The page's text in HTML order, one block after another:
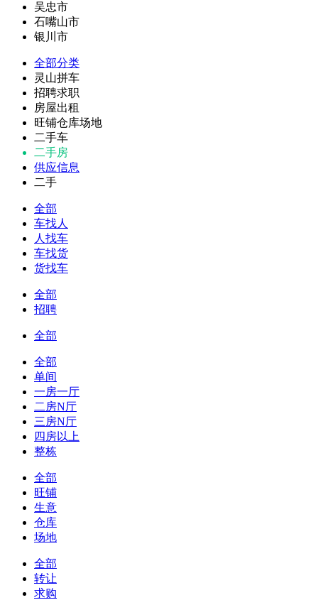
吴忠市
石嘴山市
银川市
全部分类
灵山拼车
招聘求职
房屋出租
旺铺仓库场地
二手车
二手房
供应信息
二手
全部
车找人
人找车
车找货
货找车
全部
招聘
全部
全部
单间
一房一厅
二房N厅
三房N厅
四房以上
整栋
全部
旺铺
生意
仓库
场地
全部
转让
求购